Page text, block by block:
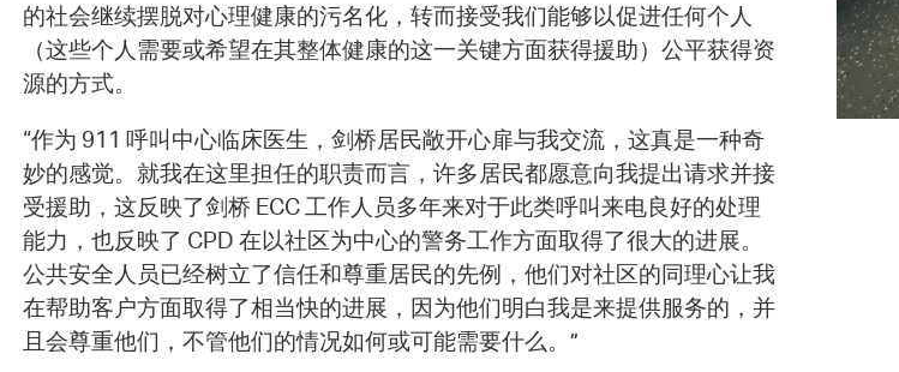
的社会继续摆脱对心理健康的污名化，转而接受我们能够以促进任何个人
（这些个人需要或希望在其整体健康的这一关键方面获得援助）公平获得资
源的方式。
“作为 911 呼叫中心临床医生，剑桥居民敞开心扉与我交流，这真是一种奇
妙的感觉。就我在这里担任的职责而言，许多居民都愿意向我提出请求并接
受援助，这反映了剑桥 ECC 工作人员多年来对于此类呼叫来电良好的处理
能力，也反映了 CPD 在以社区为中心的警务工作方面取得了很大的进展。
公共安全人员已经树立了信任和尊重居民的先例，他们对社区的同理心让我
在帮助客户方面取得了相当快的进展，因为他们明白我是来提供服务的，并
且会尊重他们，不管他们的情况如何或可能需要什么。”